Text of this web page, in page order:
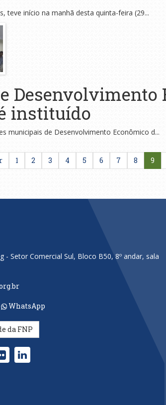
teve início na manhã desta quinta-feira (29...
Desenvolvimento
instituído
municipais de Desenvolvimento Econômico d...
1 2 3 4 5 6 7 8 9
- Setor Comercial Sul, Bloco B50, 8º andar, sala
WhatsApp
da FNP